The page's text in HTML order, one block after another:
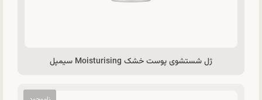
ژل شستشوی پوست خشک Moisturising سیمپل